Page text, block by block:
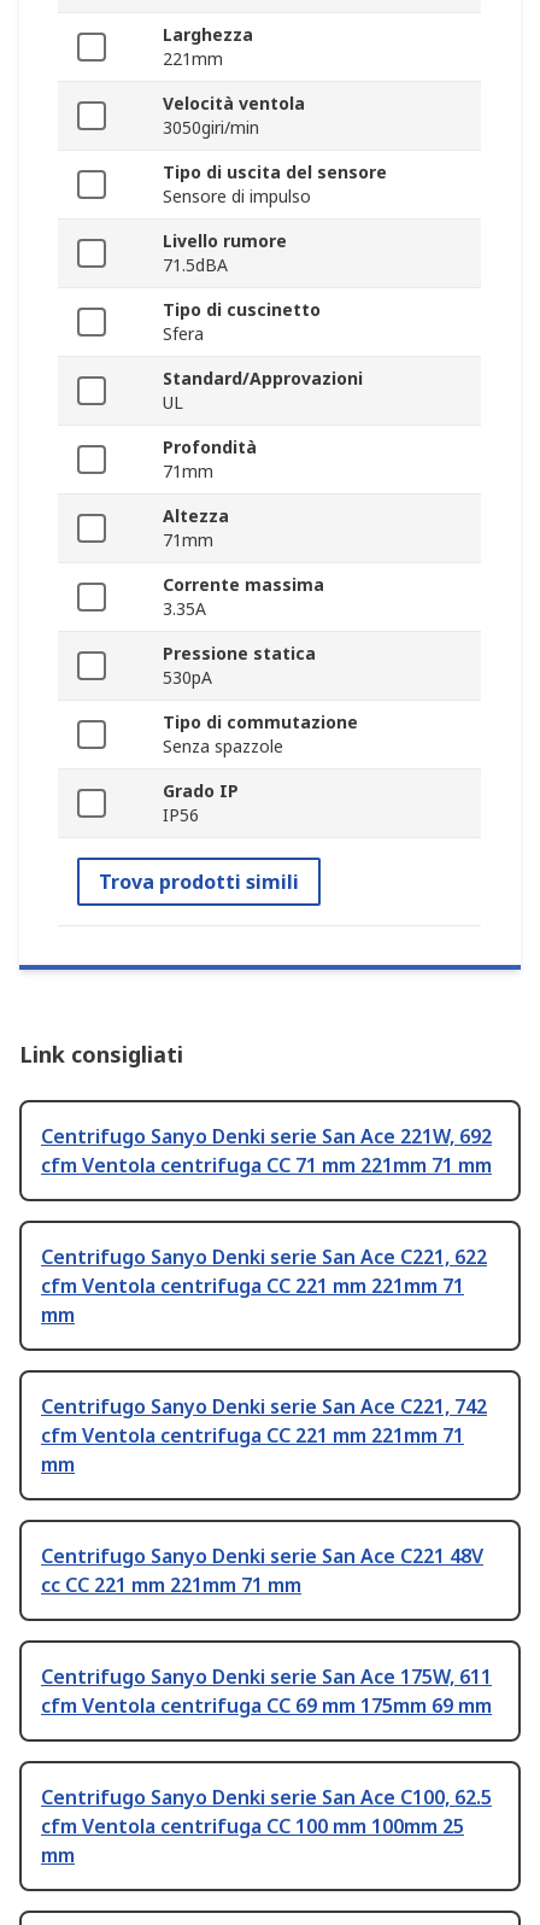
Larghezza
221mm
Velocità ventola
3050giri/min
Tipo di uscita del sensore
Sensore di impulso
Livello rumore
71.5dBA
Tipo di cuscinetto
Sfera
Standard/Approvazioni
UL
Profondità
71mm
Altezza
71mm
Corrente massima
3.35A
Pressione statica
530pA
Tipo di commutazione
Senza spazzole
Grado IP
IP56
Trova prodotti simili
Link consigliati
Centrifugo Sanyo Denki serie San Ace 221W, 692
cfm Ventola centrifuga CC 71 mm 221mm 71 mm
Centrifugo Sanyo Denki serie San Ace C221, 622
cfm Ventola centrifuga CC 221 mm 221mm 71
mm
Centrifugo Sanyo Denki serie San Ace C221, 742
cfm Ventola centrifuga CC 221 mm 221mm 71
mm
Centrifugo Sanyo Denki serie San Ace C221 48V
cc CC 221 mm 221mm 71 mm
Centrifugo Sanyo Denki serie San Ace 175W, 611
cfm Ventola centrifuga CC 69 mm 175mm 69 mm
Centrifugo Sanyo Denki serie San Ace C100, 62.5
cfm Ventola centrifuga CC 100 mm 100mm 25
mm